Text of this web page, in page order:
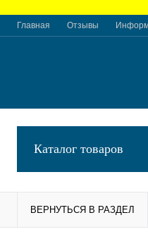
Главная Отзывы
Каталог товаров
ВЕРНУТЬСЯ В РАЗДЕЛ